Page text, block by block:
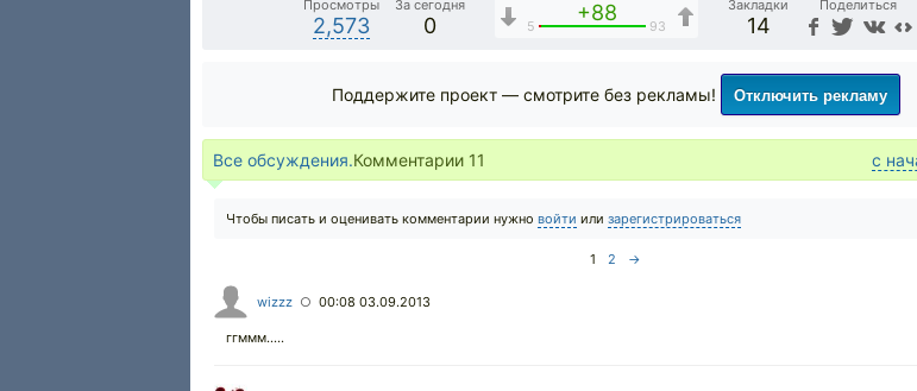
Просмотры
2,573
За сегодня
0
+88
5 93
Закладки
14
Поделиться
Поддержите проект — смотрите без рекламы! Отключить рекламу
Все обсуждения.Комментарии 11 с
Чтобы писать и оценивать комментарии нужно войти или зарегистрироваться
1 2 →
wizzz ○ 00:08 03.09.2013
ггммм.....